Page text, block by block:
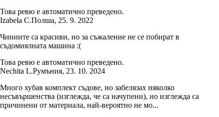
Това ревю е автоматично преведено.
Izabela C.Полша, 25. 9. 2022
Чиниите са красиви, но за съжаление не се побират в
съдомиялната машина :(
Това ревю е автоматично преведено.
Nechita L.Румъния, 23. 10. 2024
Много хубав комплект съдове, но забелязах няколко
несъвършенства (изглежда, че са начупени), но изглежда са
причинени от материала, най-вероятно не мо...